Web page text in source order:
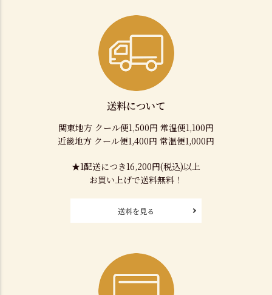
送料について
関東地方 クール便1,500円 常温便1,100円
近畿地方 クール便1,400円 常温便1,000円
★1配送につき16,200円(税込)以上
お買い上げで送料無料！
送料を見る